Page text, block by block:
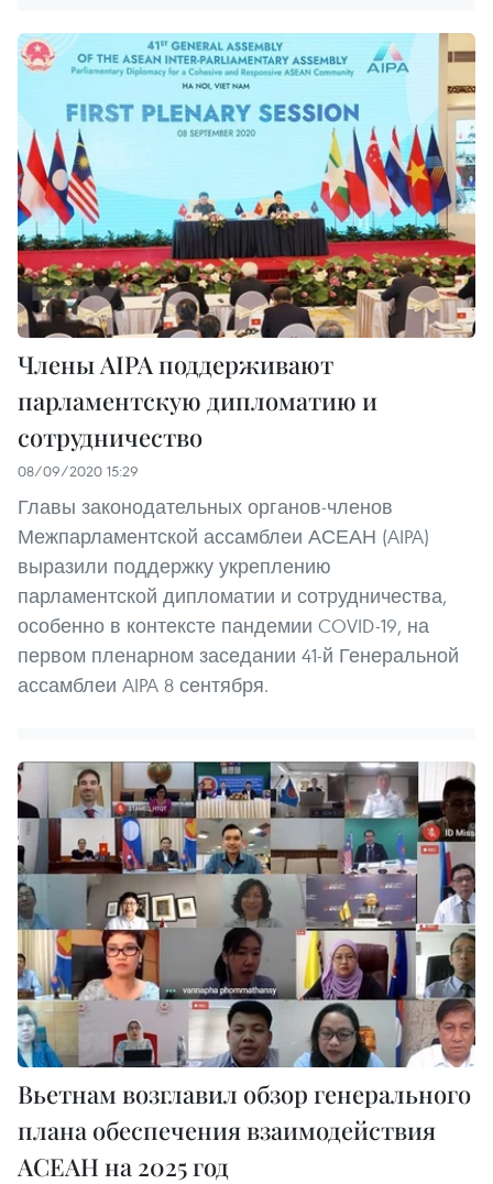
Члены AIPA поддерживают
парламентскую дипломатию и
сотрудничество
08/09/2020 15:29
Главы законодательных органов-членов
Межпарламентской ассамблеи АСЕАН (AIPA)
выразили поддержку укреплению
парламентской дипломатии и сотрудничества,
особенно в контексте пандемии COVID-19, на
первом пленарном заседании 41-й Генеральной
ассамблеи AIPA 8 сентября.
Вьетнам возглавил обзор генерального
плана обеспечения взаимодействия
АСЕАН на 2025 год